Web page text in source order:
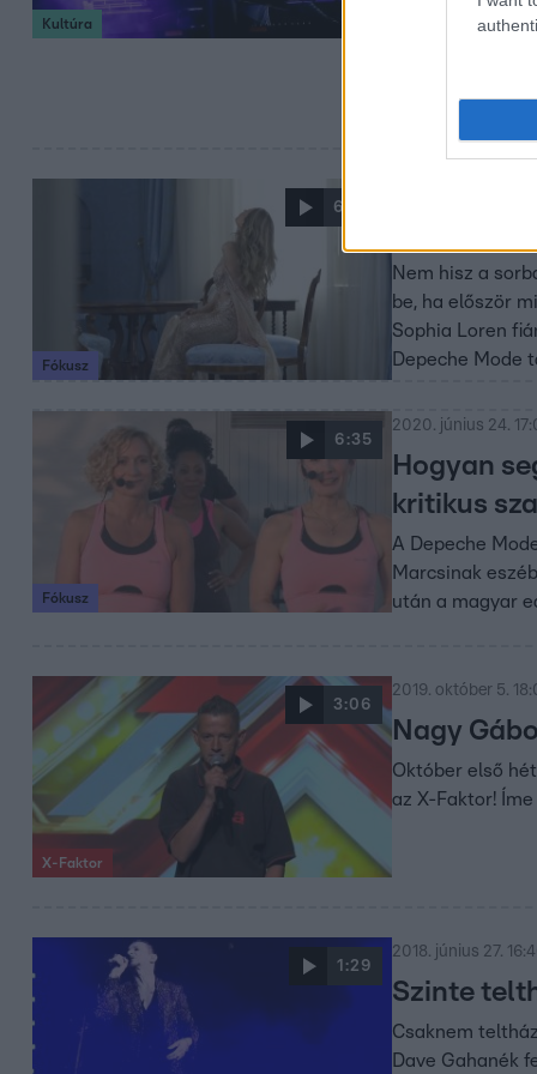
Kultúra
alapítója 60
6:05
Fókusz
Nem hisz a
be, ha először
Sophia Loren
Depeche Mode
6:35
Fókusz
2020. június 24.
Hogyan
kritikus
A Depeche
Marcsinak
után a magyar
3:06
X-Faktor
2019. október 5.
Nagy
Október első
az X-Faktor!
1:29
2018. június 27.
Szinte
Csaknem
Dave Gahanék